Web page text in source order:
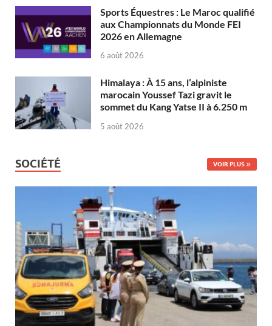
Sports Équestres : Le Maroc qualifié
aux Championnats du Monde FEI
2026 en Allemagne
6 août 2026
Himalaya : À 15 ans, l’alpiniste
marocain Youssef Tazi gravit le
sommet du Kang Yatse II à 6.250 m
5 août 2026
SOCIÉTÉ VOIR PLUS